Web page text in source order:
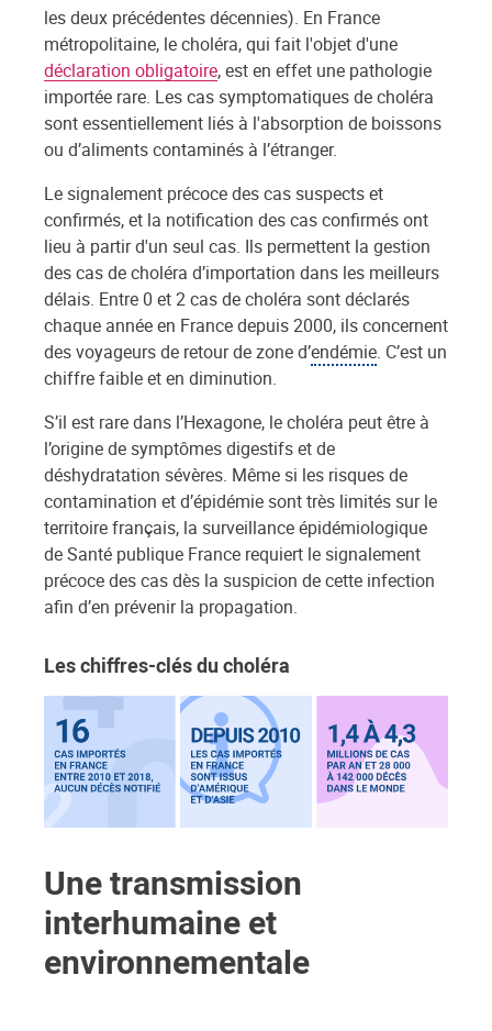
les deux précédentes décennies). En France
métropolitaine, le choléra, qui fait l'objet d'une
déclaration obligatoire, est en effet une pathologie
importée rare. Les cas symptomatiques de choléra
sont essentiellement liés à l'absorption de boissons
ou d’aliments contaminés à l’étranger.
Le signalement précoce des cas suspects et
confirmés, et la notification des cas confirmés ont
lieu à partir d'un seul cas. Ils permettent la gestion
des cas de choléra d’importation dans les meilleurs
délais. Entre 0 et 2 cas de choléra sont déclarés
chaque année en France depuis 2000, ils concernent
des voyageurs de retour de zone d’endémie. C’est un
chiffre faible et en diminution.
S’il est rare dans l’Hexagone, le choléra peut être à
l’origine de symptômes digestifs et de
déshydratation sévères. Même si les risques de
contamination et d’épidémie sont très limités sur le
territoire français, la surveillance épidémiologique
de Santé publique France requiert le signalement
précoce des cas dès la suspicion de cette infection
afin d’en prévenir la propagation.
Les chiffres-clés du choléra
Une transmission
interhumaine et
environnementale